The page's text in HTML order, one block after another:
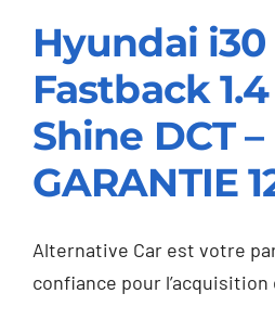
Hyundai
Fastback
Shine
Hyundai i30
Fastback
Shine DCT –
GARANTIE
Alternative Car est votre
confiance pour